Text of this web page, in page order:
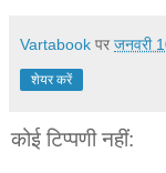
Vartabook पर जनवरी
शेयर करें
कोई टिप्पणी नहीं: